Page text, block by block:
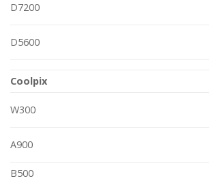
D7200
D5600
Coolpix
W300
A900
B500